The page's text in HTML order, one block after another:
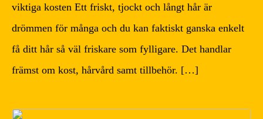
viktiga kosten Ett friskt, tjockt och långt hår är
drömmen för många och du kan faktiskt ganska enkelt
få ditt hår så väl friskare som fylligare. Det handlar
främst om kost, hårvård samt tillbehör. […]